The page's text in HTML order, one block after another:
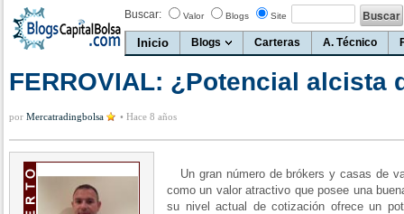
Buscar: Valor Blogs Site
Inicio Blogs Carteras A. Técnico
FERROVIAL: ¿Potencial alcista
por Mercatradingbolsa • Hace 8 años
Un gran número de brókers y casas de
como un valor atractivo que posee una
su nivel actual de cotización ofrece un